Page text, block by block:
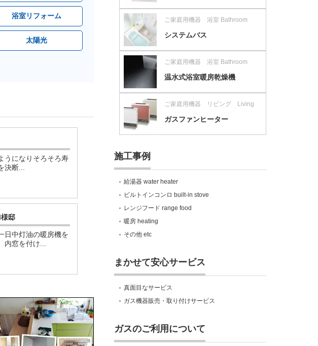
浴室リフォーム
太陽光
うになりそろそろ寿
決断...
邸
日中灯油の暖房機を
内窓を付け...
ご家庭用機器 浴室 Bathroom
システムバス
ご家庭用機器 浴室 Bathroom
温水式浴室暖房乾燥機
ご家庭用機器 リビング Living
ガスファンヒーター
施工事例
給湯器 water heater
ビルトインコンロ built-in stove
レンジフード range food
暖房 heating
その他 etc
まかせて安心サービス
真面目なサービス
ガス機器販売・取り付けサービス
ガスのご利用について